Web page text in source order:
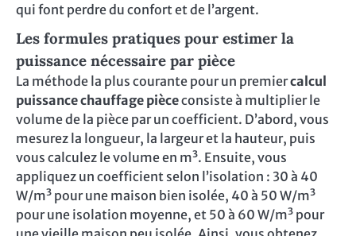
qui font perdre du confort et de l’argent.
Les formules pratiques pour estimer la
puissance nécessaire par pièce
La méthode la plus courante pour un premiercalcul
puissance chauffage pièceconsiste à multiplier le
volume de la pièce par un coefficient. D’abord, vous
mesurez la longueur, la largeur et la hauteur, puis
vous calculez le volume en m³. Ensuite, vous
appliquez un coefficient selon l’isolation : 30 à 40
W/m³ pour une maison bien isolée, 40 à 50 W/m³
pour une isolation moyenne, et 50 à 60 W/m³ pour